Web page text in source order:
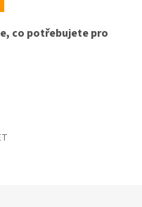
co potřebujete pro